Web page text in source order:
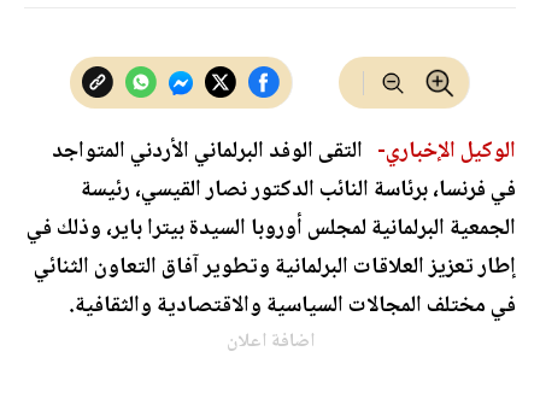
الوكيل الإخباري- التقى الوفد البرلماني الأردني المتواجد
في فرنسا، برئاسة النائب الدكتور نصار القيسي، رئيسة
الجمعية البرلمانية لمجلس أوروبا السيدة بيترا باير، وذلك في
إطار تعزيز العلاقات البرلمانية وتطوير آفاق التعاون الثنائي
في مختلف المجالات السياسية والاقتصادية والثقافية.
اضافة اعلان